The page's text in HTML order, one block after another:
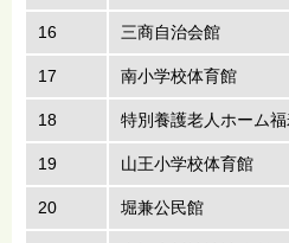
16 三商自治会館
17 南小学校体育館
18 特別養護老人ホーム福
19 山王小学校体育館
20 堀兼公民館